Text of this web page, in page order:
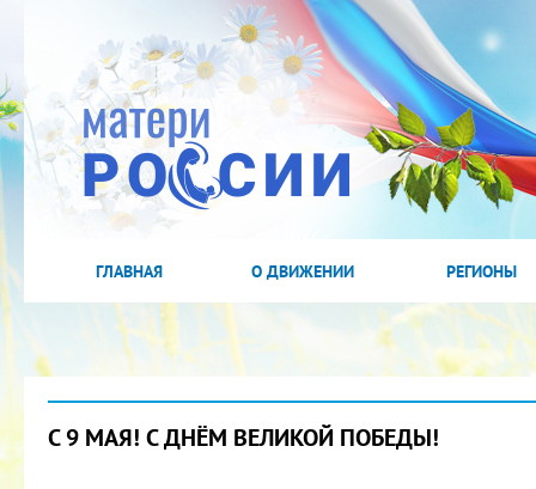
ГЛАВНАЯ О ДВИЖЕНИИ РЕГИОНЫ
С 9 МАЯ! С ДНЁМ ВЕЛИКОЙ ПОБЕДЫ!